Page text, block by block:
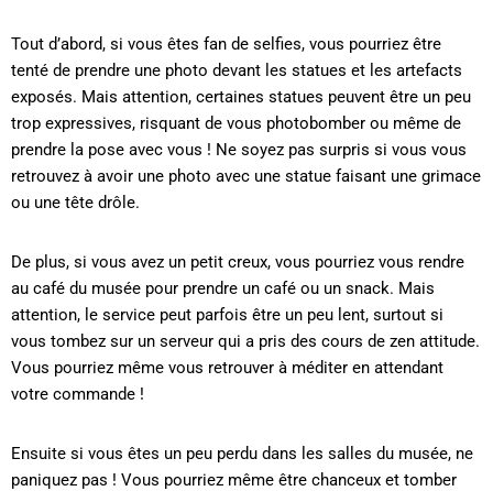
Tout d’abord, si vous êtes fan de selfies, vous pourriez être
tenté de prendre une photo devant les statues et les artefacts
exposés. Mais attention, certaines statues peuvent être un peu
trop expressives, risquant de vous photobomber ou même de
prendre la pose avec vous ! Ne soyez pas surpris si vous vous
retrouvez à avoir une photo avec une statue faisant une grimace
ou une tête drôle.
De plus, si vous avez un petit creux, vous pourriez vous rendre
au café du musée pour prendre un café ou un snack. Mais
attention, le service peut parfois être un peu lent, surtout si
vous tombez sur un serveur qui a pris des cours de zen attitude.
Vous pourriez même vous retrouver à méditer en attendant
votre commande !
Ensuite si vous êtes un peu perdu dans les salles du musée, ne
paniquez pas ! Vous pourriez même être chanceux et tomber